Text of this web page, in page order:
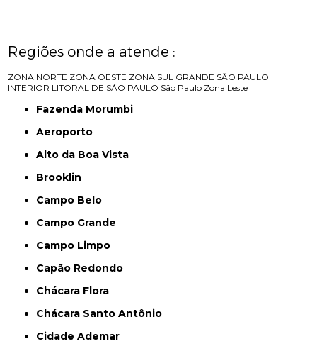
Regiões onde a atende :
ZONA NORTE ZONA OESTE ZONA SUL GRANDE SÃO PAULO
INTERIOR LITORAL DE SÃO PAULO São Paulo Zona Leste
Fazenda Morumbi
Aeroporto
Alto da Boa Vista
Brooklin
Campo Belo
Campo Grande
Campo Limpo
Capão Redondo
Chácara Flora
Chácara Santo Antônio
Cidade Ademar